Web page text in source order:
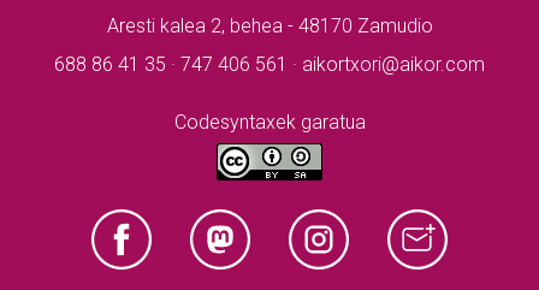
Aresti kalea 2, behea - 48170 Zamudio
688 86 41 35 · 747 406 561 · aikortxori@aikor.com
Codesyntaxek garatua